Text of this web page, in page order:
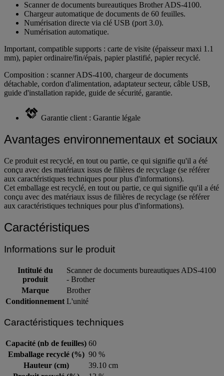
Scanner de documents bureautiques Brother ADS-4100.
Chargeur automatique de documents de 60 feuilles.
Numérisation directe via clé USB (port 3.0).
Numérisation automatique.
Important, compatible supports : carte de visite (épaisseur maxi 1.1
mm), papier ordinaire/fin/épais, papier plastifié, papier recyclé.
Composition : scanner ADS-4100, chargeur de documents
détachable, cordon d'alimentation, adaptateur secteur, câble USB,
guide d'installation rapide, guide de sécurité, garantie.
Garantie client : Garantie légale
Avantages environnementaux et sociaux
Ce produit est recyclé, en tout ou partie, ce qui signifie qu'il a été
conçu avec des matériaux issus de filières de recyclage (se référer
aux caractéristiques techniques pour plus d'informations).
Cet emballage est recyclé, en tout ou partie, ce qui signifie qu'il a été
conçu avec des matériaux issus de filières de recyclage (se référer
aux caractéristiques techniques pour plus d'informations).
Caractéristiques
Informations sur le produit
Intitulé du
produit
Scanner de documents bureautiques ADS-4100
- Brother
Marque
Brother
Conditionnement L'unité
Caractéristiques techniques
Capacité (nb de feuilles) 60
Emballage recyclé (%) 90 %
Hauteur (cm)
39.10 cm